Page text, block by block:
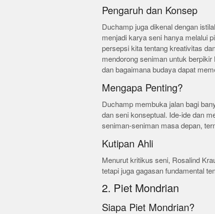
Pengaruh dan Konsep
Duchamp juga dikenal dengan
menjadi karya seni hanya melalui
persepsi kita tentang kreativitas
mendorong seniman untuk
dan bagaimana budaya dapat
Mengapa Penting?
Duchamp membuka jalan bagi
dan seni konseptual. Ide-ide dan
seniman-seniman masa depan,
Kutipan Ahli
Menurut kritikus seni, Rosalind
tetapi juga gagasan fundamental
2. Piet Mondrian
Siapa Piet Mondrian?